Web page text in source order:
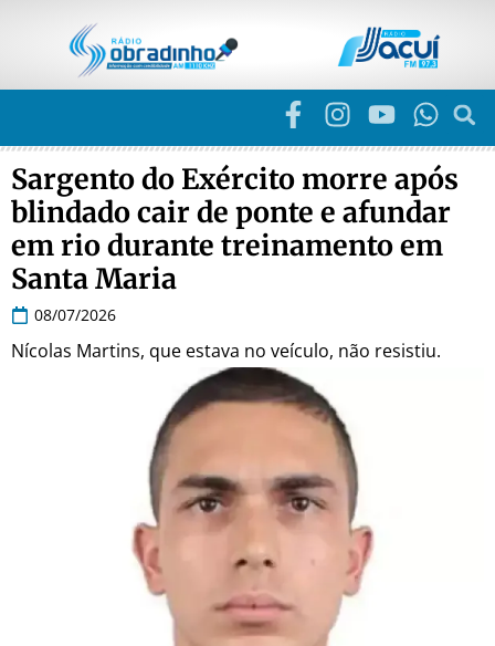
Sargento do Exército morre após
blindado cair de ponte e afundar
em rio durante treinamento em
Santa Maria
08/07/2026
Nícolas Martins, que estava no veículo, não resistiu.